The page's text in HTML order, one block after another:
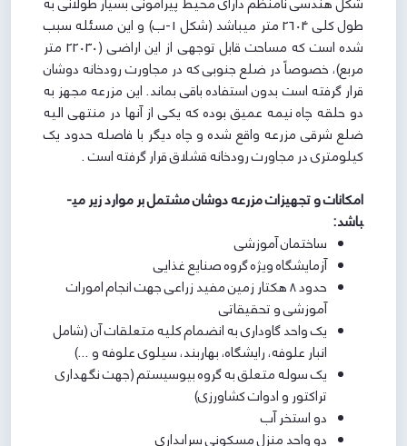
طول کلی 2604 متر می­باشد (شکل 1-ب) و این مسئله سبب
شده است که مساحت قابل توجهی از این اراضی (22030 متر
مربع)، خصوصاً در ضلع جنوبی که در مجاورت رودخانه دوشان
قرار گرفته است بدون استفاده باقی بماند. این مزرعه مجهز به
دو حلقه چاه نیمه عمیق بوده که یکی از آنها در منتهی ­الیه
ضلع شرقی مزرعه واقع شده و چاه دیگر با فاصله حدود یک
کیلومتری در مجاورت رودخانه قشلاق قرار گرفته است .
امکانات و تجهیزات مزرعه دوشان مشتمل بر موارد زیر می­
باشد:
ساختمان آموزشی
آزمایشگاه ویژه گروه صنایع غذایی
حدود 8 هکتار زمین مفید زراعی جهت انجام امورات
آموزشی و تحقیقاتی
یک واحد گاوداری به انضمام کلیه متعلقات آن (شامل
انبار علوفه، رایشگاه، بهاربند، سیلوی علوفه و ...)
یک سوله متعلق به گروه بیوسیستم (جهت نگهداری
تراکتور و ادوات کشاورزی)
دو استخر آب
دو واحد منزل مسکونی سرایداری